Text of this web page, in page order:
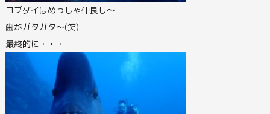
コブダイはめっしゃ仲良し～
歯がガタガタ～(笑)
最終的に・・・